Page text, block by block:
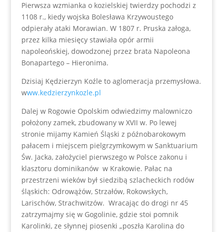
Pierwsza wzmianka o kozielskiej twierdzy pochodzi z
1108 r., kiedy wojska Bolesława Krzywoustego
odpierały ataki Morawian. W 1807 r. Pruska załoga,
przez kilka miesięcy stawiała opór armii
napoleońskiej, dowodzonej przez brata Napoleona
Bonapartego – Hieronima.
Dzisiaj Kędzierzyn Koźle to aglomeracja przemysłowa.
www.kedzierzynkozle.pl
Dalej w Rogowie Opolskim odwiedzimy malowniczo
położony zamek, zbudowany w XVII w. Po lewej
stronie mijamy Kamień Śląski z późnobarokowym
pałacem i miejscem pielgrzymkowym w Sanktuarium
Św. Jacka, założyciel pierwszego w Polsce zakonu i
klasztoru dominikanów w Krakowie. Pałac na
przestrzeni wieków był siedzibą szlacheckich rodów
śląskich: Odrowążów, Strzałów, Rokowskych,
Larischów, Strachwitzów. Wracając do drogi nr 45
zatrzymajmy się w Gogolinie, gdzie stoi pomnik
Karolinki, ze słynnej piosenki „poszła Karolina do